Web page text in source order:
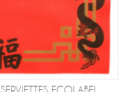
SERVIETTES ECOLABEL